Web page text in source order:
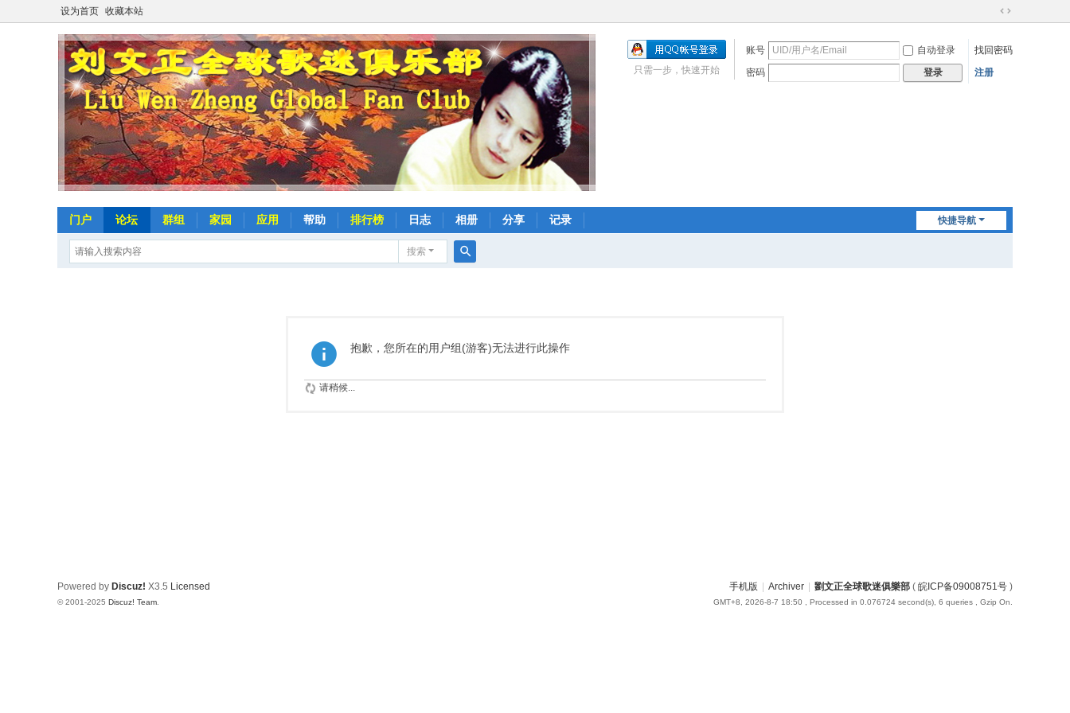
设为首页 收藏本站
切
到
账号 自动登录
找回密码
密码
登录 注册
只需一步，快速开始
快捷导航
门户 论坛 群组 家园 应用 帮助 排行榜 日志 相册 分享 记录
搜索
抱歉，您所在的用户组(游客)无法进行此操作
请稍候...
手机版 Archiver 劉文正全球歌迷俱樂部 ( 皖ICP备09008751号 )
GMT+8, 2026-8-7 18:50 , Processed in 0.076724 second(s), 6 queries , Gzip On.
Powered by Discuz! X3.5 Licensed
© 2001-2025 Discuz! Team